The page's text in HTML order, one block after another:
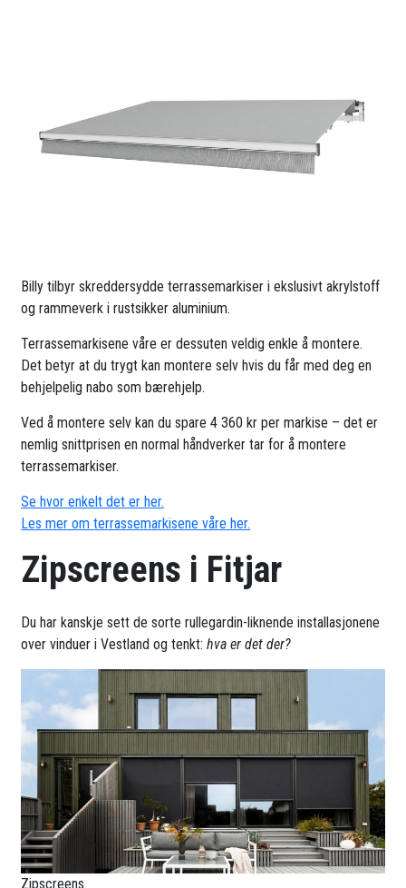
Billy tilbyr skreddersydde terrassemarkiser i ekslusivt akrylstoff
og rammeverk i rustsikker aluminium.
Terrassemarkisene våre er dessuten veldig enkle å montere.
Det betyr at du trygt kan montere selv hvis du får med deg en
behjelpelig nabo som bærehjelp.
Ved å montere selv kan du spare 4 360 kr per markise – det er
nemlig snittprisen en normal håndverker tar for å montere
terrassemarkiser.
Se hvor enkelt det er her.
Les mer om terrassemarkisene våre her.
Zipscreens i Fitjar
Du har kanskje sett de sorte rullegardin-liknende installasjonene
over vinduer i Vestland og tenkt:hva er det der?
Zipscreens.